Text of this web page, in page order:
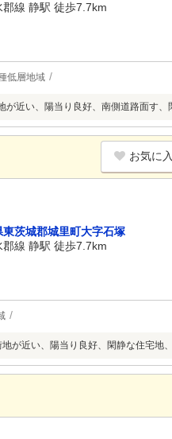
郡線 静駅 徒歩7.7km
低層地域
が近い、陽当り良好、南側道路面す
お気に
東茨城郡城里町大字石塚
郡線 静駅 徒歩7.7km
が近い、陽当り良好、閑静な住宅地